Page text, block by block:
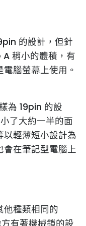
的設計，但針
稍小的體積，有
腦螢幕上使用。
為 19pin 的設
了大約一半的面
輕薄短小設計為
在筆記型電腦上
他種類相同的